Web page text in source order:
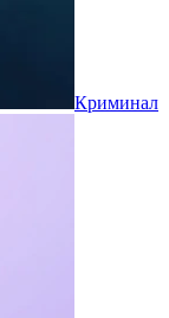
Криминал